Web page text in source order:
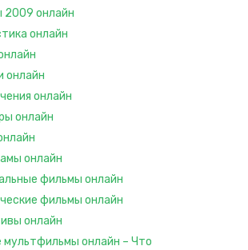
онлайн
онлайн
онлайн
онлайн
онлайн
онлайн
фильмы онлайн
фильмы онлайн
онлайн
онлайн – Что